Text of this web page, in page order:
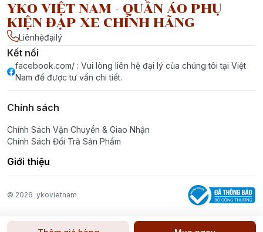
YKO VIỆT NAM - QUẦN ÁO PHỤ
KIỆN ĐẠP XE CHÍNH HÃNG
Liênhệđạilý
Kết nối
facebook.com/ : Vui lòng liên hệ đại lý của chúng tôi tại Việt
Nam để được tư vấn chi tiết.
Chính sách
Chính Sách Vận Chuyển & Giao Nhận
Chính Sách Đổi Trả Sản Phẩm
Giới thiệu
© 2026 ykovietnam